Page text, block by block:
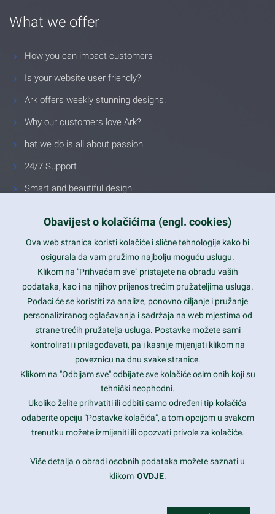
What we offer
How you can impact customers
Is your website user friendly?
Ark offers weekly stunning designs.
Why our customers love Ark?
hat we do is all about passion
24/7 Support
Smart and beautiful design
Latest trends and much more...
Contact Info
1600 Amphitheatre Parkway, Mountain View, CA 94043
prothemes.net@gmail.com
Daily: 9:00 am - 6:00 pm
Sunday: Closed
Copyright 2017FRESHFACE© All Rights Reserved
Obavijest o kolačićima (engl. cookies)
Ova web stranica koristi kolačiće i slične tehnologije kako bi
osigurala da vam pružimo najbolju moguću uslugu.
Klikom na "Prihvaćam sve" pristajete na obradu vaših
podataka, kao i na njihov prijenos trećim pružateljima usluga.
Podaci će se koristiti za analize, ponovno ciljanje i pružanje
personaliziranog oglašavanja i sadržaja na web mjestima od
strane trećih pružatelja usluga. Postavke možete sami
kontrolirati i prilagođavati, pa i kasnije mijenjati klikom na
poveznicu na dnu svake stranice.
Klikom na "Odbijam sve" odbijate sve kolačiće osim onih koji su
tehnički neophodni.
Ukoliko želite prihvatiti ili odbiti samo određeni tip kolačića
odaberite opciju "Postavke kolačića", a tom opcijom u svakom
trenutku možete izmijeniti ili opozvati privole za kolačiće.
Više detalja o obradi osobnih podataka možete saznati u
klikom OVDJE.